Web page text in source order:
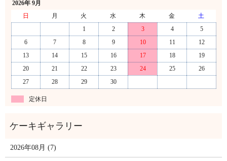
2026年 9月
日
月 火 水 木 金
土
1
2 3 4
5
6
7 8 9 10 11
12
13
14 15 16 17 18
19
20
21 22 23 24 25
26
27
28 29 30
定休日
2026年08月 (7)